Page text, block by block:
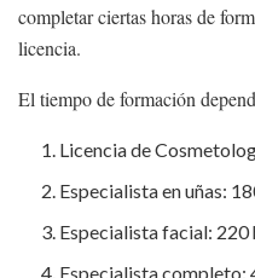
completar ciertas horas de
licencia.
El tiempo de formación
Licencia de
Especialista en uñas:
Especialista facial: 220
Especialista completo: